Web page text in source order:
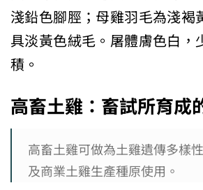
淺鉛色腳脛；母雞羽毛為淺
具淡黃色絨毛。屠體膚色白
積。
高畜土雞：畜試所育成
高畜土雞可做為土雞遺傳多樣
及商業土雞生產種原使用。